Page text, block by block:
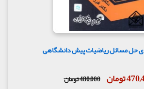
حل مسائل ریاضیات پیش دانشگاهی
تومان 480,000 تومان